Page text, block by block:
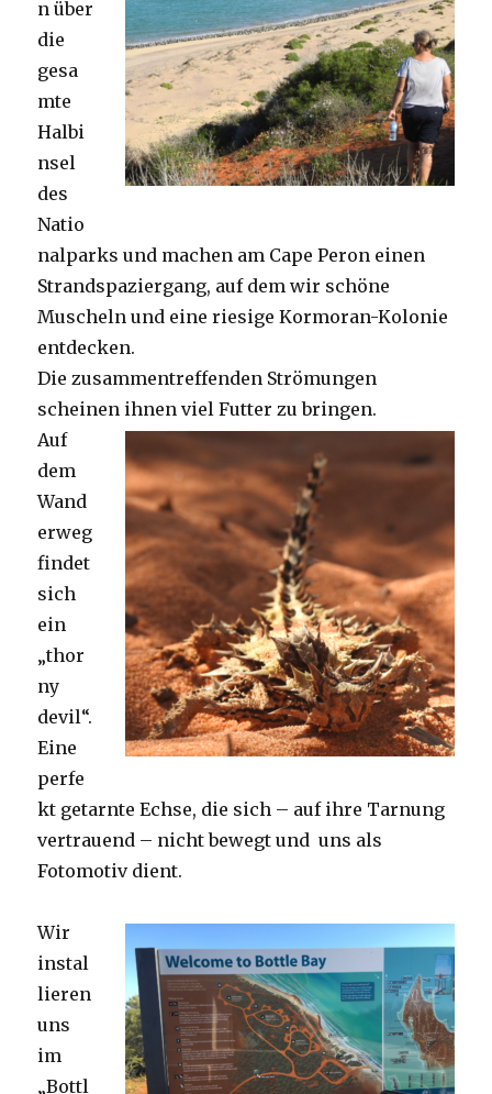
n über
die
gesa
mte
Halbi
nsel
des
Natio
nalparks und machen am Cape Peron einen
Strandspaziergang, auf dem wir schöne
Muscheln und eine riesige Kormoran-Kolonie
entdecken.
Die zusammentreffenden Strömungen
scheinen ihnen viel Futter zu bringen.
Auf
dem
Wand
erweg
findet
sich
ein
„thor
ny
devil“.
Eine
perfe
kt getarnte Echse, die sich – auf ihre Tarnung
vertrauend – nicht bewegt und uns als
Fotomotiv dient.
Wir
instal
lieren
uns
im
„Bottl